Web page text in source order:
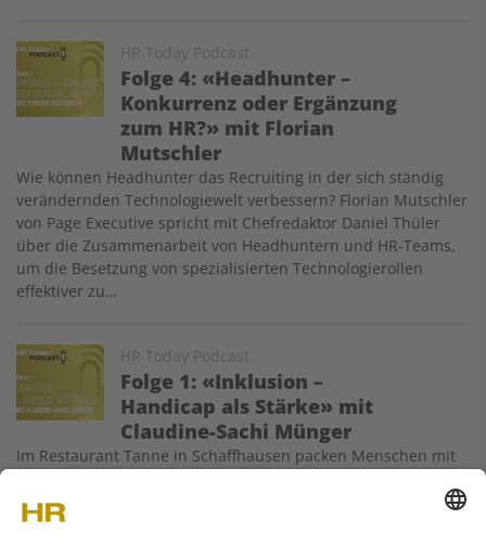
HR Today Podcast
Folge 4: «Headhunter –
Konkurrenz oder Ergänzung
zum HR?» mit Florian
Mutschler
Image
Wie können Headhunter das Recruiting in der sich ständig
verändernden Technologiewelt verbessern? Florian Mutschler
von Page Executive spricht mit Chefredaktor Daniel Thüler
über die Zusammenarbeit von Headhuntern und HR-Teams,
um die Besetzung von spezialisierten Technologierollen
effektiver zu…
HR Today Podcast
Folge 1: «Inklusion –
Handicap als Stärke» mit
Claudine-Sachi Münger
Image
Im Restaurant Tanne in Schaffhausen packen Menschen mit
Münger spricht mit Chefredaktor Daniel Thüler, wieso ihr
Inklusion persönlich wichtig ist und wie die